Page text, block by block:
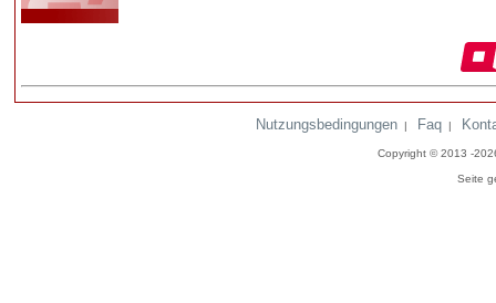
Nutzungsbedingungen | Faq |
Copyright © 2013 -
Seite